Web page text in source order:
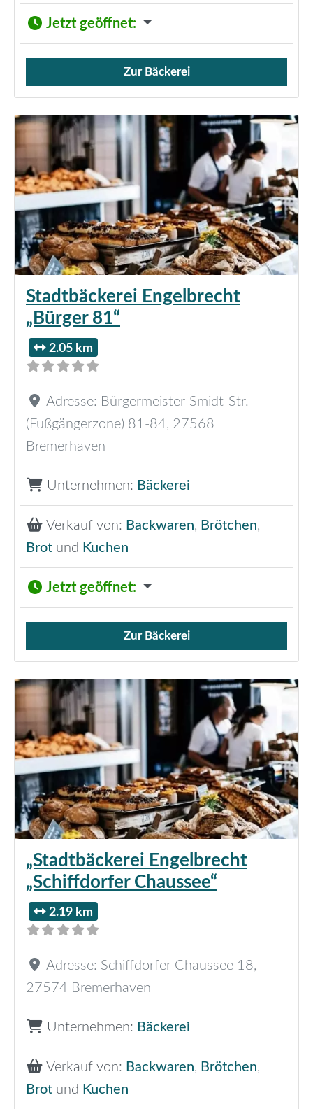
Jetzt geöffnet:
Verkauf von Brötchen,
Zur Bäckerei
Stadtbäckerei Engelbrecht
„Bürger 81“
2.05 km
Adresse: Bürgermeister-Smidt-Str.
(Fußgängerzone) 81-84, 27568
Bremerhaven
Unternehmen: Bäckerei
Verkauf von: Backwaren, Brötchen,
Brot und Kuchen
Jetzt geöffnet:
Verkauf von Brötchen,
Zur Bäckerei
„Stadtbäckerei Engelbrecht
„Schiffdorfer Chaussee“
2.19 km
Adresse: Schiffdorfer Chaussee 18,
27574 Bremerhaven
Unternehmen: Bäckerei
Verkauf von: Backwaren, Brötchen,
Brot und Kuchen